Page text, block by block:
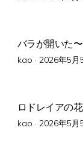
バラが開いた
kao · Posted
2026年5月
ロドレイアの
kao · Posted
2026年5月